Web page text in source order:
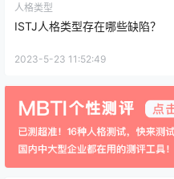
人格类型
ISTJ人格类型存在哪些缺陷？
2023-5-23 11:52:49